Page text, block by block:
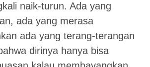
naik-turun. Ada yang
ada yang merasa
ada yang terang-terangan
dirinya hanya bisa